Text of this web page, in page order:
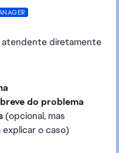
diretamente
do problema
(opcional, mas
explicar o caso)